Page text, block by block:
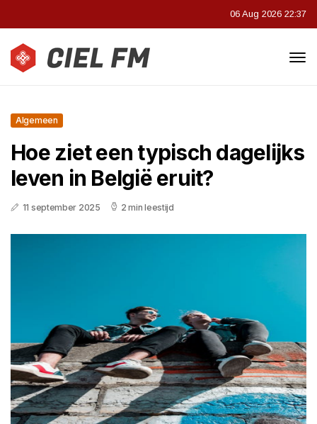
06 Aug 2026 22:37
Algemeen
Hoe ziet een typisch dagelijks
leven in België eruit?
11 september 2025 2 min leestijd